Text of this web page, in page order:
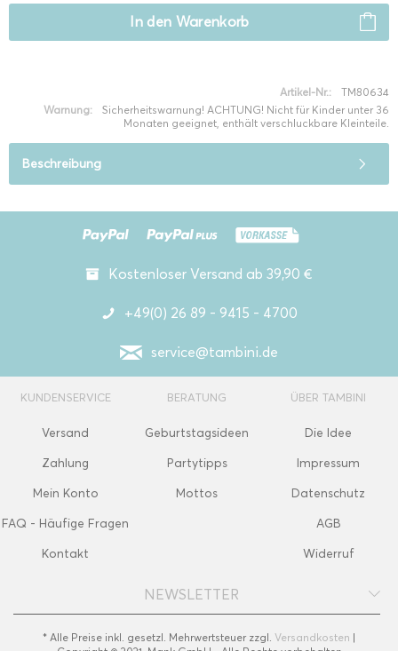
In den Warenkorb
Artikel-Nr.:
TM80634
Warnung:
Sicherheitswarnung! ACHTUNG! Nicht für Kinder unter 36
Monaten geeignet, enthält verschluckbare Kleinteile.
Beschreibung
Kostenloser Versand ab 39,90 €
+49(0) 26 89 - 9415 - 4700
service@tambini.de
KUNDENSERVICE
Versand
Zahlung
Mein Konto
FAQ - Häufige Fragen
Kontakt
BERATUNG
Geburtstagsideen
Partytipps
Mottos
ÜBER TAMBINI
Die Idee
Impressum
Datenschutz
AGB
Widerruf
NEWSLETTER
* Alle Preise inkl. gesetzl. Mehrwertsteuer zzgl. Versandkosten |